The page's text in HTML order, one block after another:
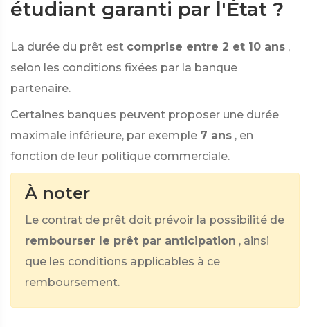
étudiant garanti par l'État ?
La durée du prêt est comprise entre 2 et 10 ans ,
selon les conditions fixées par la banque
partenaire.
Certaines banques peuvent proposer une durée
maximale inférieure, par exemple 7 ans , en
fonction de leur politique commerciale.
À noter
Le contrat de prêt doit prévoir la possibilité de
rembourser le prêt par anticipation , ainsi
que les conditions applicables à ce
remboursement.